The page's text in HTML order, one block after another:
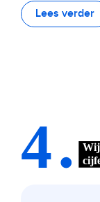
Lees verder